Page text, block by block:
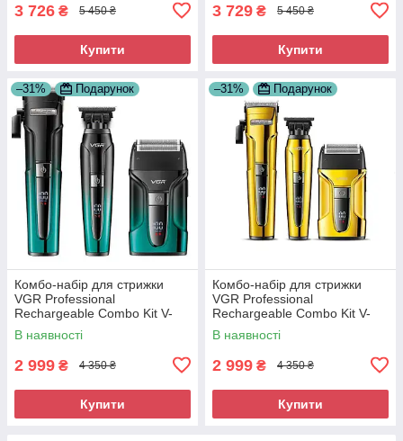
3 726 ₴ 5 450 ₴
Купити
3 729 ₴ 5 450 ₴
Купити
–31% Подарунок
Комбо-набір для стрижки
VGR Professional
Rechargeable Combo Kit V-
694
В наявності
2 999 ₴ 4 350 ₴
Купити
–31% Подарунок
Комбо-набір для стрижки
VGR Professional
Rechargeable Combo Kit V-
694 Gold
В наявності
2 999 ₴ 4 350 ₴
Купити